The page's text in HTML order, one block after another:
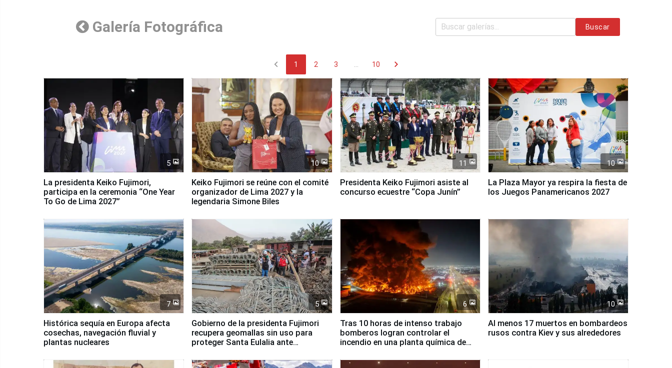
Galería Fotográfica Buscar
chevron_left 1 2 3 10 chevron_right
5
La presidenta Keiko Fujimori,
participa en la ceremonia “One Year
To Go de Lima 2027”
10
Keiko Fujimori se reúne con el comité
organizador de Lima 2027 y la
legendaria Simone Biles
11
Presidenta Keiko Fujimori asiste al
concurso ecuestre “Copa Junín”
10
La Plaza Mayor ya respira la fiesta de
los Juegos Panamericanos 2027
7
Histórica sequía en Europa afecta
cosechas, navegación fluvial y
plantas nucleares
5
Gobierno de la presidenta Fujimori
recupera geomallas sin uso para
proteger Santa Eulalia ante
6
Tras 10 horas de intenso trabajo
bomberos logran controlar el
incendio en una planta química de
10
Al menos 17 muertos en bombardeos
rusos contra Kiev y sus alrededores